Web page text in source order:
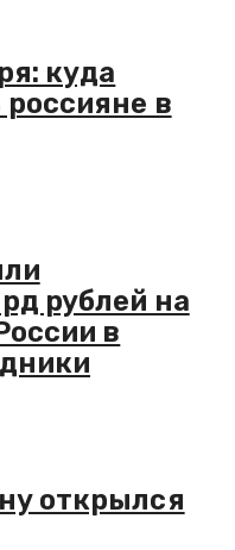
куда
в
рублей на
в
открылся